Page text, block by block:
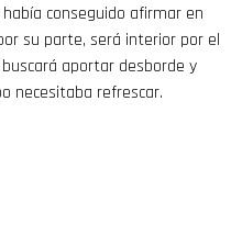
había conseguido afirmar en
su parte, será interior por el
aportar desborde y
necesitaba refrescar.